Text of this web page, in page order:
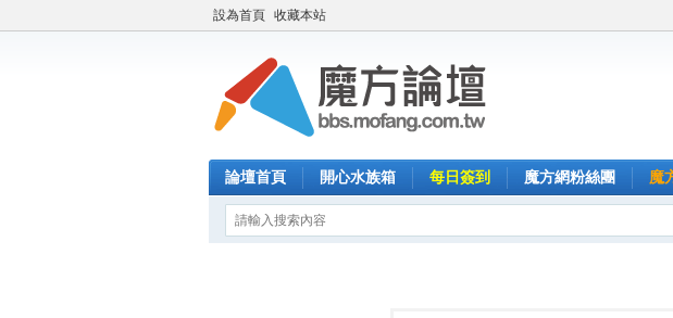
設為首頁 收藏本站
論壇首頁 開心水族箱 每日簽到 魔方網粉絲團 魔